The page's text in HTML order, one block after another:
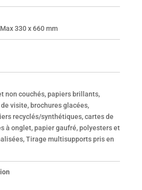
330 x 660 mm
non couchés, papiers brillants,
visite, brochures glacées,
recyclés/synthétiques, cartes de
à onglet, papier gaufré, polyesters et
Tirage multisupports pris en